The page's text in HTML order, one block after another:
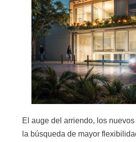
El auge del arriendo, los
la búsqueda de mayor